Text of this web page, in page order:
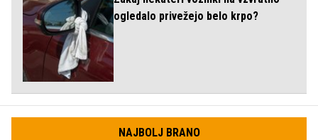
ogledalo privežejo belo krpo?
NAJBOLJ BRANO